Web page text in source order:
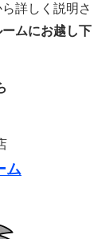
詳しく説明さ
ムにお越し下
ム